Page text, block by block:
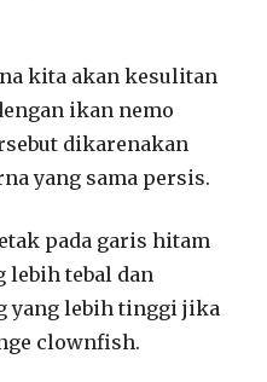
kita akan kesulitan
ikan nemo
dikarenakan
yang sama persis.
pada garis hitam
lebih tebal dan
yang lebih tinggi jika
clownfish.